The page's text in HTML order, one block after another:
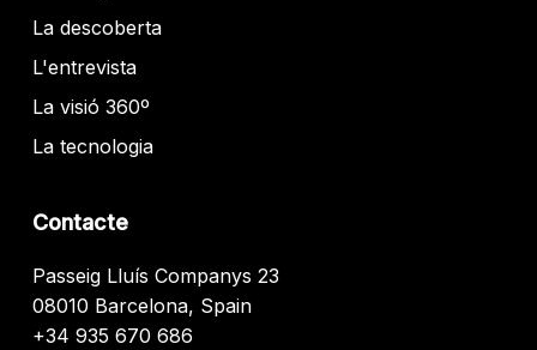
La descoberta
L'entrevista
La visió 360º
La tecnologia
Contacte
Passeig Lluís Companys 23
08010 Barcelona, Spain
+34 935 670 686